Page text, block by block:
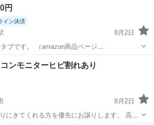
円
イン決済
8月2日
ブです。 （amazon商品ページ
dp/B07B3XSZS4?
周辺機器
ンモニターヒビ割れあり
8月2日
にきてくれる方を優先にお譲りします。 高さ